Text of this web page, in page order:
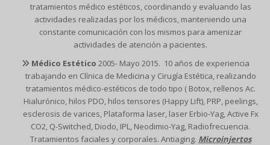
tratamientos médico estéticos, coordinando y evaluando las
actividades realizadas por los médicos, manteniendo una
constante comunicación con los mismos para amenizar
actividades de atención a pacientes.
Médico Estético 2005- Mayo 2015. 10 años de experiencia
trabajando en Clínica de Medicina y Cirugía Estética, realizando
tratamientos médico-estéticos de todo tipo ( Botox, rellenos Ac.
Hialurónico, hilos PDO, hilos tensores (Happy Lift), PRP, peelings,
esclerosis de varices, Plataforma laser, laser Erbio-Yag, Active Fx
CO2, Q-Switched, Diodo, IPL, Neodimio-Yag, Radiofrecuencia.
Tratamientos faciales y corporales. Antiaging. Microinjertos